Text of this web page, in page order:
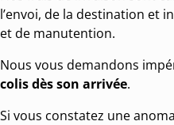
l’envoi, de la destination et
et de manutention.
Nous vous demandons
colis dès son arrivée.
Si vous constatez une